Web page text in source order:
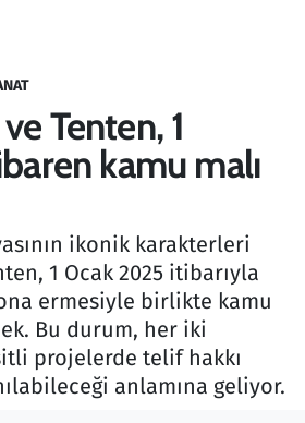
Tenten, 1
kamu malı
ikonik karakterleri
1 Ocak 2025 itibarıyla
ermesiyle birlikte kamu
Bu durum, her iki
projelerde telif hakkı
anlamına geliyor.